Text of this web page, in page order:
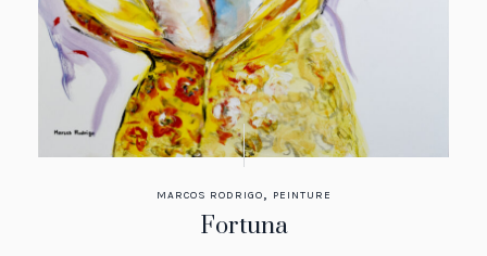
MARCOS RODRIGO, PEINTURE
Fortuna